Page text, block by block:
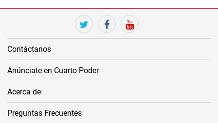
Contáctanos
Anúnciate en Cuarto Poder
Acerca de
Preguntas Frecuentes
twitterfacebookyoutube